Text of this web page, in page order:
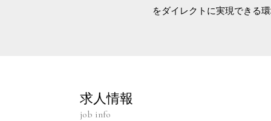
をダイレクトに実現できる
求人情報
job info